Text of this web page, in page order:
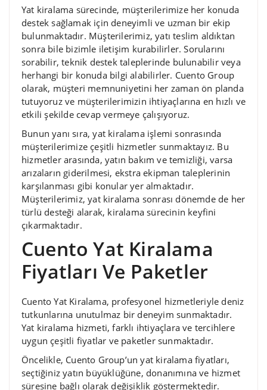
Yat kiralama sürecinde, müşterilerimize her konuda
destek sağlamak için deneyimli ve uzman bir ekip
bulunmaktadır. Müşterilerimiz, yatı teslim aldıktan
sonra bile bizimle iletişim kurabilirler. Sorularını
sorabilir, teknik destek taleplerinde bulunabilir veya
herhangi bir konuda bilgi alabilirler. Cuento Group
olarak, müşteri memnuniyetini her zaman ön planda
tutuyoruz ve müşterilerimizin ihtiyaçlarına en hızlı ve
etkili şekilde cevap vermeye çalışıyoruz.
Bunun yanı sıra, yat kiralama işlemi sonrasında
müşterilerimize çeşitli hizmetler sunmaktayız. Bu
hizmetler arasında, yatın bakım ve temizliği, varsa
arızaların giderilmesi, ekstra ekipman taleplerinin
karşılanması gibi konular yer almaktadır.
Müşterilerimiz, yat kiralama sonrası dönemde de her
türlü desteği alarak, kiralama sürecinin keyfini
çıkarmaktadır.
Cuento Yat Kiralama
Fiyatları Ve Paketler
Cuento Yat Kiralama, profesyonel hizmetleriyle deniz
tutkunlarına unutulmaz bir deneyim sunmaktadır.
Yat kiralama hizmeti, farklı ihtiyaçlara ve tercihlere
uygun çeşitli fiyatlar ve paketler sunmaktadır.
Öncelikle, Cuento Group’un yat kiralama fiyatları,
seçtiğiniz yatın büyüklüğüne, donanımına ve hizmet
süresine bağlı olarak değişiklik göstermektedir.